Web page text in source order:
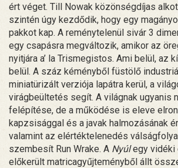
ért véget. Till Nowak közönségdíjas
szintén úgy kezdődik, hogy egy
pakkot kap. A reménytelenül sivár 3
egy csapásra megváltozik, amikor az
nyitjára a’ la Trismegistos. Ami belül, az
belül. A száz kéményből füstölő
miniatürizált verziója lapátra kerül, a
virágbeültetés segít. A világnak ugyanis
felépítése, de a működése is eleve
kapzsisággal és a javak halmozásának
valamint az elértéktelenedés
szembesít Run Wrake. A Nyúlegy vidéki
előkerült matricagyűjteményből állt